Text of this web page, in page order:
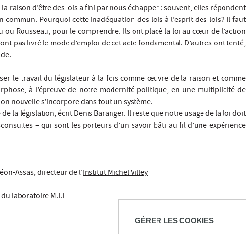
GÉRER LES COOKIES
raison d’être des lois a fini par nous échapper : souvent, elles répondent
Pourquoi cette inadéquation des lois à l’esprit des lois? Il faut
Rousseau, pour le comprendre. Ils ont placé la loi au cœur de l’action
pas livré le mode d’emploi de cet acte fondamental. D’autres ont tenté,
le travail du législateur à la fois comme œuvre de la raison et comme
à l’épreuve de notre modernité politique, en une multiplicité de
nouvelle s’incorpore dans tout un système.
la législation, écrit Denis Baranger. Il reste que notre usage de la loi doit
– qui sont les porteurs d’un savoir bâti au fil d’une expérience
Assas, directeur de l'Institut Michel Villey
laboratoire M.I.L.